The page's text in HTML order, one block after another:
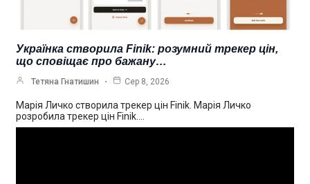
Українка створила Finik: розумний трекер цін,
що сповіщає про бажану…
Тетяна Гнатишин Сер 8, 2026
Марія Личко створила трекер цін Finik. Марія Личко
розробила трекер цін Finik.…